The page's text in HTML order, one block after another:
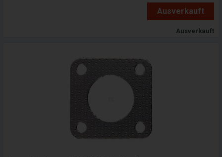
Ausverkauft
Ausverkauft